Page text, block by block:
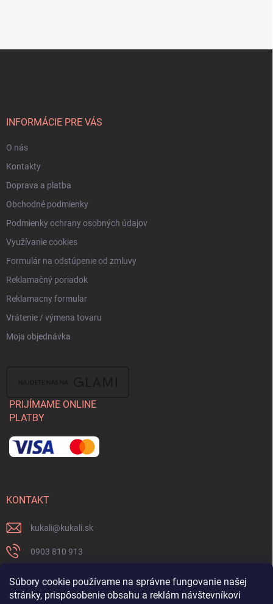
Súbory cookie používame na správne fungovanie našej
stránky, prispôsobenie obsahu a reklám návštevníkovi
INFORMÁCIE PRE VÁS
O nás
Kontakty
Doprava a platba
Obchodné podmienky
Podmienky ochrany osobných údajov
Využívanie cookies
Formulár na odstúpenie od zmluvy
Reklamačný poriadok
Reklamacny formular
Vrátenie / výmena tovaru
Moja objednávka
PRIJÍMAME ONLINE
PLATBY
KONTAKT
kukali@kukali.sk
0903 810 913
Nenechajte si ujsť novinky a sledujte nás na FB